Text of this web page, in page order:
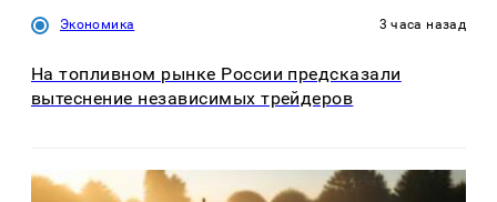
Экономика 3 часа назад
На топливном рынке России предсказали
вытеснение независимых трейдеров